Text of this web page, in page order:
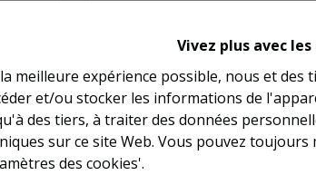
Vivez plus avec
meilleure expérience possible, nous et des
et/ou stocker les informations de
des tiers, à traiter des données
sur ce site Web. Vous pouvez
des cookies'.
100 m² 1
VENDU